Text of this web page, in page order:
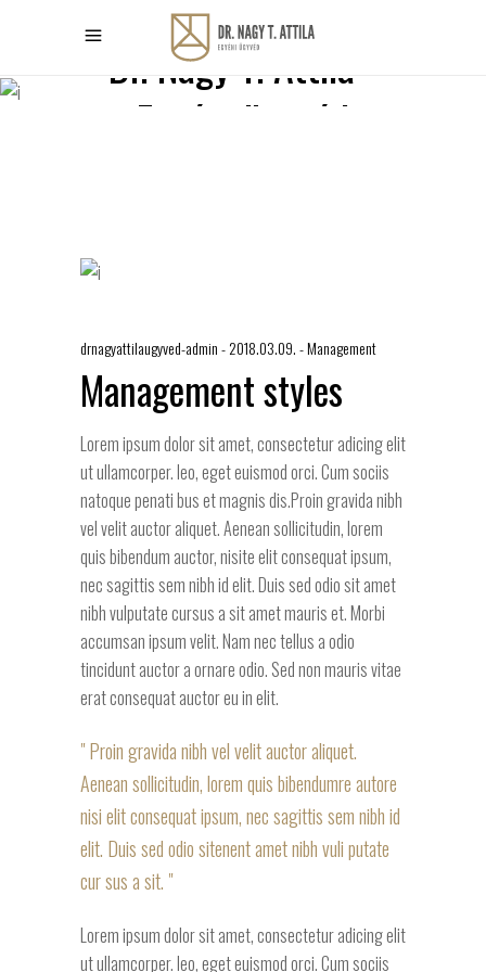
Dr. Nagy T. Attila -
Egyéni ügyvéd
drnagyattilaugyved-admin 2018.03.09. Management
Management styles
Lorem ipsum dolor sit amet, consectetur adicing elit
ut ullamcorper. leo, eget euismod orci. Cum sociis
natoque penati bus et magnis dis.Proin gravida nibh
vel velit auctor aliquet. Aenean sollicitudin, lorem
quis bibendum auctor, nisite elit consequat ipsum,
nec sagittis sem nibh id elit. Duis sed odio sit amet
nibh vulputate cursus a sit amet mauris et. Morbi
accumsan ipsum velit. Nam nec tellus a odio
tincidunt auctor a ornare odio. Sed non mauris vitae
erat consequat auctor eu in elit.
Proin gravida nibh vel velit auctor aliquet.
Aenean sollicitudin, lorem quis bibendumre autore
nisi elit consequat ipsum, nec sagittis sem nibh id
elit. Duis sed odio sitenent amet nibh vuli putate
cur sus a sit.
Lorem ipsum dolor sit amet, consectetur adicing elit
ut ullamcorper. leo, eget euismod orci. Cum sociis